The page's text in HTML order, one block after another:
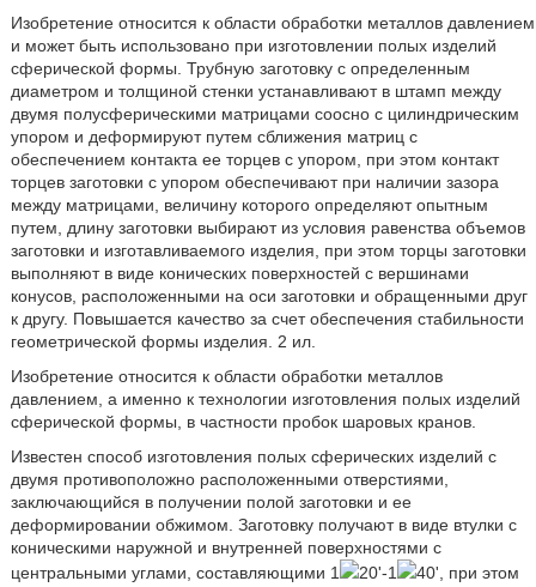
Изобретение относится к области обработки металлов давлением
и может быть использовано при изготовлении полых изделий
сферической формы. Трубную заготовку с определенным
диаметром и толщиной стенки устанавливают в штамп между
двумя полусферическими матрицами соосно с цилиндрическим
упором и деформируют путем сближения матриц с
обеспечением контакта ее торцев с упором, при этом контакт
торцев заготовки с упором обеспечивают при наличии зазора
между матрицами, величину которого определяют опытным
путем, длину заготовки выбирают из условия равенства объемов
заготовки и изготавливаемого изделия, при этом торцы заготовки
выполняют в виде конических поверхностей с вершинами
конусов, расположенными на оси заготовки и обращенными друг
к другу. Повышается качество за счет обеспечения стабильности
геометрической формы изделия. 2 ил.
Изобретение относится к области обработки металлов
давлением, а именно к технологии изготовления полых изделий
сферической формы, в частности пробок шаровых кранов.
Известен способ изготовления полых сферических изделий с
двумя противоположно расположенными отверстиями,
заключающийся в получении полой заготовки и ее
деформировании обжимом. Заготовку получают в виде втулки с
коническими наружной и внутренней поверхностями с
центральными углами, составляющими 1
20'-1
40', при этом